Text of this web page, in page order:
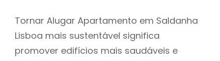
Tornar Alugar Apartamento em Saldanha
Lisboa mais sustentável significa
promover edifícios mais saudáveis e